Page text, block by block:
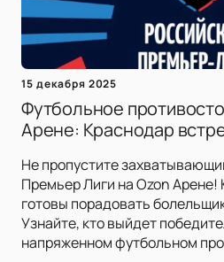
15 декабря 2025
Футбольное
Арене: Краснодар
Не пропустите
Премьер Лиги на Ozon Арене!
готовы порадовать
Узнайте, кто выйдет
напряженном футбольном